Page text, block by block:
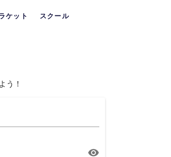
ケット スクール
う！